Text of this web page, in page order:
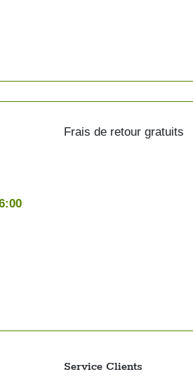
Frais de retour gratuits
Service Clients